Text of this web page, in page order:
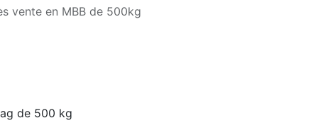
vente en MBB de 500kg
de 500 kg